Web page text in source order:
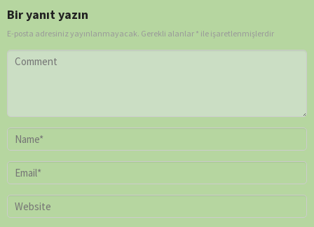
Bir yanıt yazın
E-posta adresiniz yayınlanmayacak. Gerekli alanlar * ile işaretlenmişlerdir